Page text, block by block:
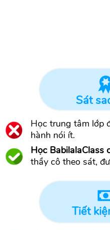
Sát
Học trung tâm lớp
hành nói ít.
Học BabilalaClass
thầy cô theo sát,
Tiết